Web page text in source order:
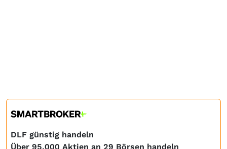
DLF günstig handeln
Über 95.000 Aktien an 29 Börsen handeln